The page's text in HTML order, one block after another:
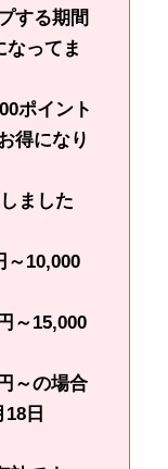
する期間
なってま
ポイント
得になり
ました
10,000
15,000
～の場合
日